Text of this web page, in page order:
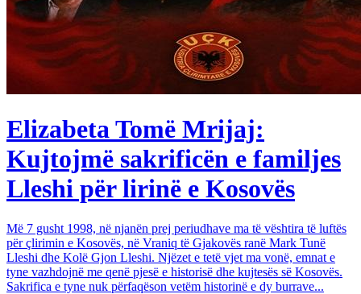
Elizabeta Tomë Mrijaj:
Kujtojmë sakrificën e familjes
Lleshi për lirinë e Kosovës
Më 7 gusht 1998, në njanën prej periudhave ma të vështira të luftës
për çlirimin e Kosovës, në Vraniq të Gjakovës ranë Mark Tunë
Lleshi dhe Kolë Gjon Lleshi. Njëzet e tetë vjet ma vonë, emnat e
tyne vazhdojnë me qenë pjesë e historisë dhe kujtesës së Kosovës.
Sakrifica e tyne nuk përfaqëson vetëm historinë e dy burrave...